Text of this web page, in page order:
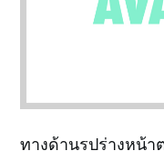
ทางด้านรูปร่างหน้า